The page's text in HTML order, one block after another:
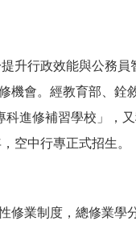
升行政效能與公務
機會。經教育部、銓
進修補習學校」，又
空中行專正式招生。
修業制度，總修業學